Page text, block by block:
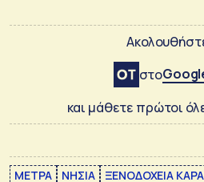
στο
και μάθετε πρώτοι
ΜΕΤΡΑ ΝΗΣΙΑ ΞΕΝΟΔΟΧΕΙΑ